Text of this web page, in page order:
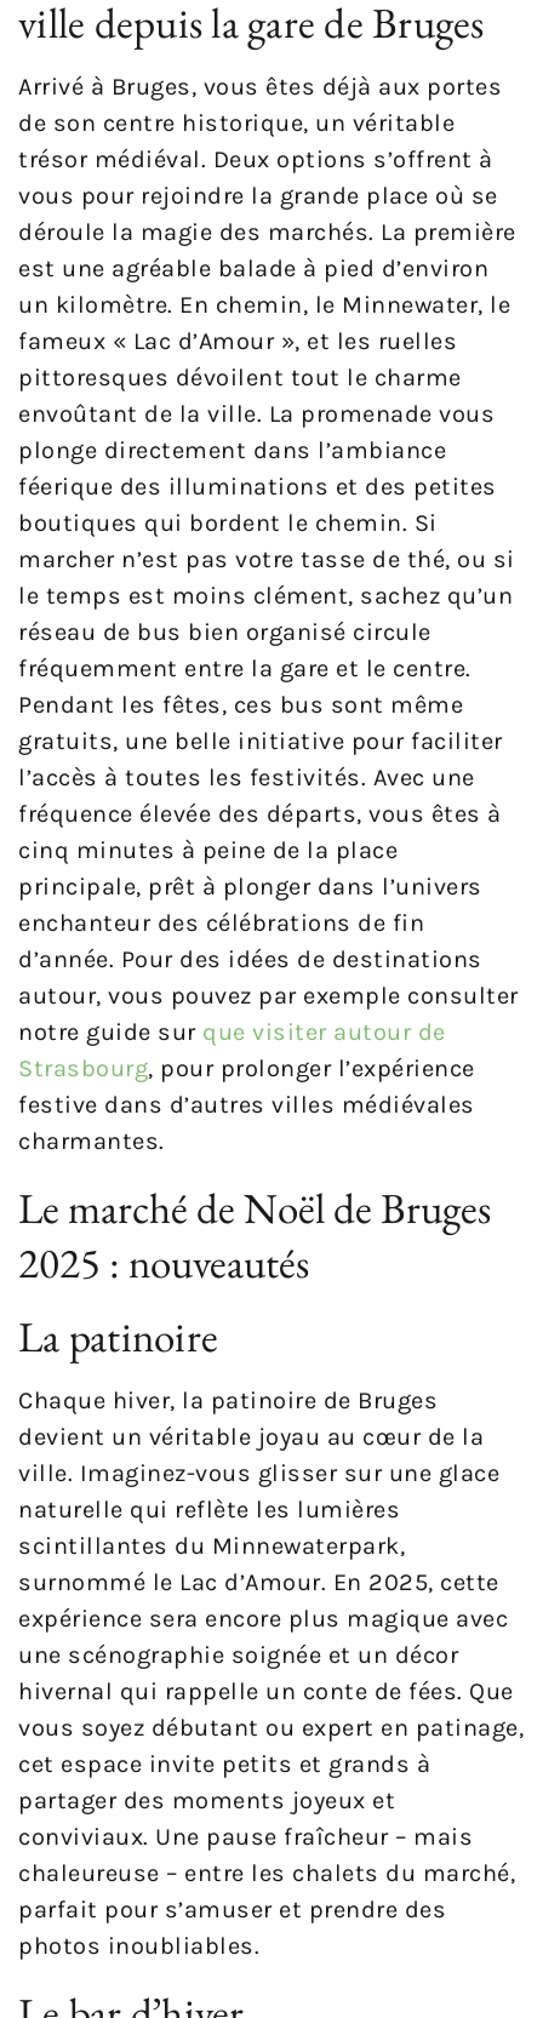
ville depuis la gare de Bruges
Arrivé à Bruges, vous êtes déjà aux portes
de son centre historique, un véritable
trésor médiéval. Deux options s’offrent à
vous pour rejoindre la grande place où se
déroule la magie des marchés. La première
est une agréable balade à pied d’environ
un kilomètre. En chemin, le Minnewater, le
fameux « Lac d’Amour », et les ruelles
pittoresques dévoilent tout le charme
envoûtant de la ville. La promenade vous
plonge directement dans l’ambiance
féerique des illuminations et des petites
boutiques qui bordent le chemin. Si
marcher n’est pas votre tasse de thé, ou si
le temps est moins clément, sachez qu’un
réseau de bus bien organisé circule
fréquemment entre la gare et le centre.
Pendant les fêtes, ces bus sont même
gratuits, une belle initiative pour faciliter
l’accès à toutes les festivités. Avec une
fréquence élevée des départs, vous êtes à
cinq minutes à peine de la place
principale, prêt à plonger dans l’univers
enchanteur des célébrations de fin
d’année. Pour des idées de destinations
autour, vous pouvez par exemple consulter
notre guide sur que visiter autour de
Strasbourg, pour prolonger l’expérience
festive dans d’autres villes médiévales
charmantes.
Le marché de Noël de Bruges
2025 : nouveautés
La patinoire
Chaque hiver, la patinoire de Bruges
devient un véritable joyau au cœur de la
ville. Imaginez-vous glisser sur une glace
naturelle qui reflète les lumières
scintillantes du Minnewaterpark,
surnommé le Lac d’Amour. En 2025, cette
expérience sera encore plus magique avec
une scénographie soignée et un décor
hivernal qui rappelle un conte de fées. Que
vous soyez débutant ou expert en patinage,
cet espace invite petits et grands à
partager des moments joyeux et
conviviaux. Une pause fraîcheur – mais
chaleureuse – entre les chalets du marché,
parfait pour s’amuser et prendre des
photos inoubliables.